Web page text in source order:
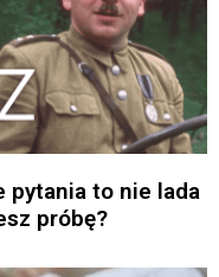
pytania to nie lada
próbę?